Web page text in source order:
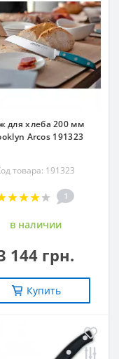
для хлеба 200 мм
Arcos 191323
товара: 191323
1
в наличии
144 грн.
Купить